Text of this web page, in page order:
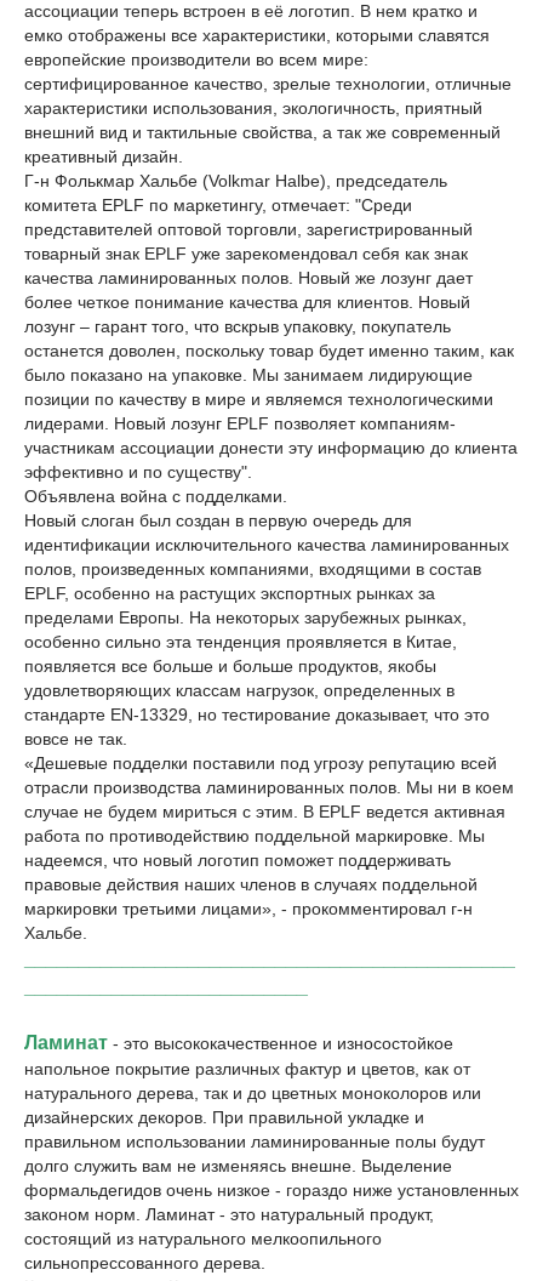
ассоциации теперь встроен в её логотип. В нем кратко и
емко отображены все характеристики, которыми славятся
европейские производители во всем мире:
сертифицированное качество, зрелые технологии, отличные
характеристики использования, экологичность, приятный
внешний вид и тактильные свойства, а так же современный
креативный дизайн.
Г-н Фолькмар Хальбе (Volkmar Halbe), председатель
комитета EPLF по маркетингу, отмечает: "Среди
представителей оптовой торговли, зарегистрированный
товарный знак EPLF уже зарекомендовал себя как знак
качества ламинированных полов. Новый же лозунг дает
более четкое понимание качества для клиентов. Новый
лозунг – гарант того, что вскрыв упаковку, покупатель
останется доволен, поскольку товар будет именно таким, как
было показано на упаковке. Мы занимаем лидирующие
позиции по качеству в мире и являемся технологическими
лидерами. Новый лозунг EPLF позволяет компаниям-
участникам ассоциации донести эту информацию до клиента
эффективно и по существу".
Объявлена война с подделками.
Новый слоган был создан в первую очередь для
идентификации исключительного качества ламинированных
полов, произведенных компаниями, входящими в состав
EPLF, особенно на растущих экспортных рынках за
пределами Европы. На некоторых зарубежных рынках,
особенно сильно эта тенденция проявляется в Китае,
появляется все больше и больше продуктов, якобы
удовлетворяющих классам нагрузок, определенных в
стандарте EN-13329, но тестирование доказывает, что это
вовсе не так.
«Дешевые подделки поставили под угрозу репутацию всей
отрасли производства ламинированных полов. Мы ни в коем
случае не будем мириться с этим. В EPLF ведется активная
работа по противодействию поддельной маркировке. Мы
надеемся, что новый логотип поможет поддерживать
правовые действия наших членов в случаях поддельной
маркировки третьими лицами», - прокомментировал г-н
Хальбе.
Ламинат - это высококачественное и износостойкое
напольное покрытие различных фактур и цветов, как от
натурального дерева, так и до цветных моноколоров или
дизайнерских декоров. При правильной укладке и
правильном использовании ламинированные полы будут
долго служить вам не изменяясь внешне. Выделение
формальдегидов очень низкое - гораздо ниже установленных
законом норм. Ламинат - это натуральный продукт,
состоящий из натурального мелкоопильного
сильнопрессованного дерева.